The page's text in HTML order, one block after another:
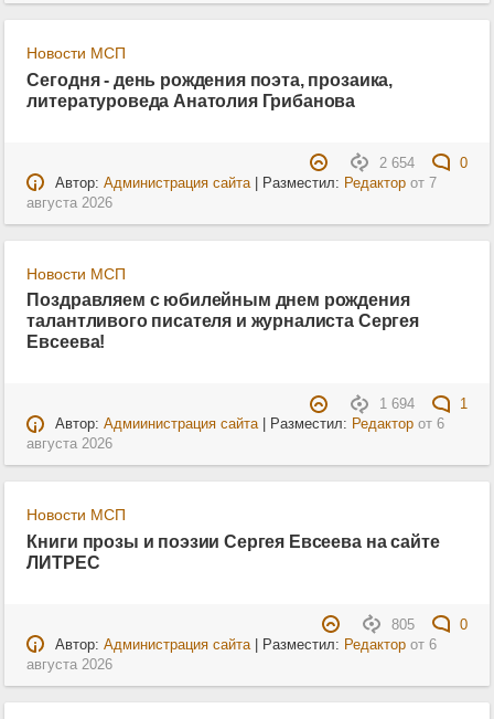
Новости МСП
Сегодня - день рождения поэта, прозаика,
литературоведа Анатолия Грибанова
2 654
0
Автор: Администрация сайта| Разместил: Редакторот 7
августа 2026
Новости МСП
Поздравляем с юбилейным днем рождения
талантливого писателя и журналиста Сергея
Евсеева!
1 694
1
Автор: Адмиинистрация сайта| Разместил: Редакторот 6
августа 2026
Новости МСП
Книги прозы и поэзии Сергея Евсеева на сайте
ЛИТРЕС
805
0
Автор: Администрация сайта| Разместил: Редакторот 6
августа 2026